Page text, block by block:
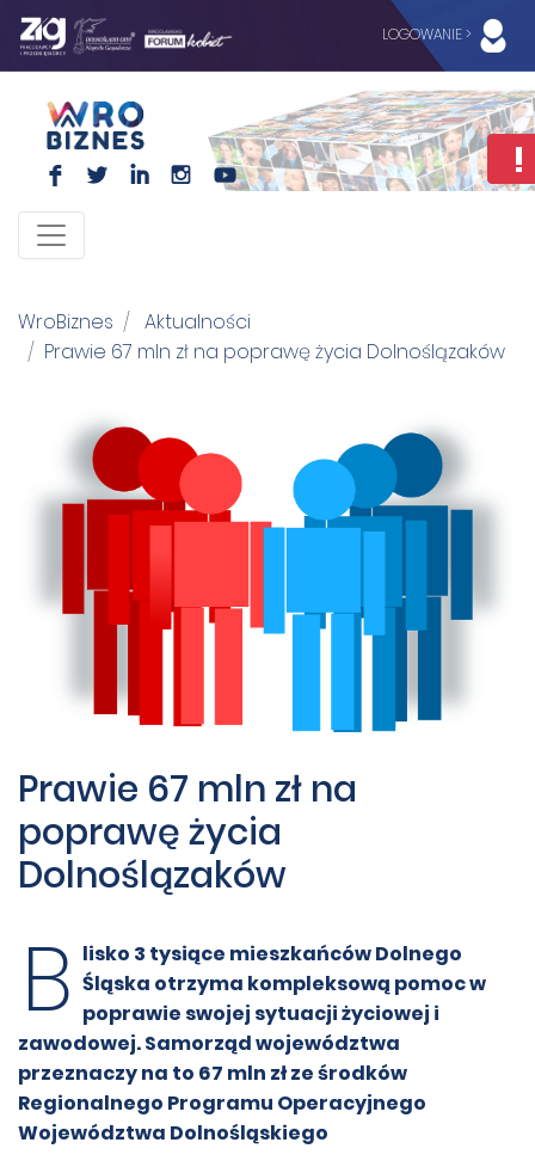
LOGOWANIE >
F L I I
WroBiznes
Aktualności
Prawie 67 mln zł na poprawę życia Dolnoślązaków
Prawie 67 mln zł na
poprawę życia
Dolnoślązaków
B lisko 3 tysiące mieszkańców Dolnego
Śląska otrzyma kompleksową pomoc w
poprawie swojej sytuacji życiowej i
zawodowej. Samorząd województwa
przeznaczy na to 67 mln zł ze środków
Regionalnego Programu Operacyjnego
Województwa Dolnośląskiego